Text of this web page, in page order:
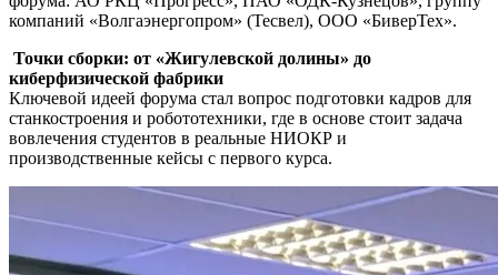
компаний «Волгаэнергопром» (Тесвел), ООО «БиверТех».
Точки сборки: от «Жигулевской долины» до
киберфизической фабрики
Ключевой идеей форума стал вопрос подготовки кадров для
станкостроения и робототехники, где в основе стоит задача
вовлечения студентов в реальные НИОКР и
производственные кейсы с первого курса.